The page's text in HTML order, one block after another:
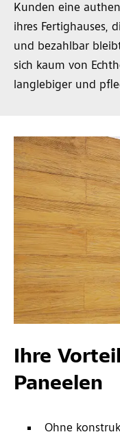
Kunden eine
ihres Fertighauses,
und bezahlbar
sich kaum von
langlebiger und
Ihre
Paneelen
Ohne